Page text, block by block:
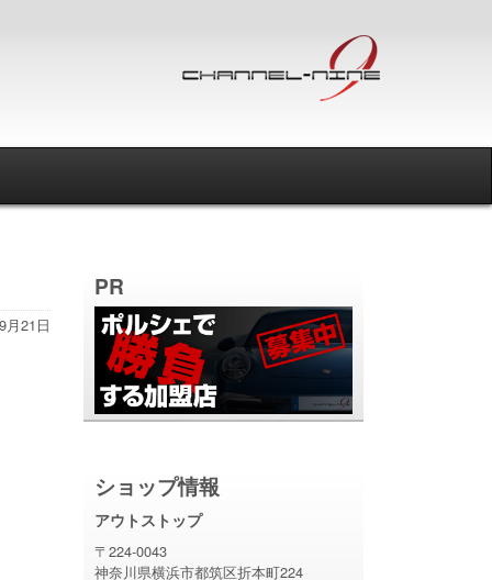
月21日
PR
ショップ情報
アウトストップ
〒224-0043
神奈川県横浜市都筑区折本町224